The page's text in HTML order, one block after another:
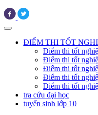
ĐIỂM THI TỐT
Điểm thi tốt
Điểm thi tốt
Điểm thi tốt
Điểm thi tốt
Điểm thi tốt
tra cứu đại học
tuyển sinh lớp 10